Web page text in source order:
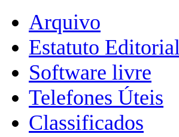
Arquivo
Estatuto Editorial
Software livre
Telefones Úteis
Classificados